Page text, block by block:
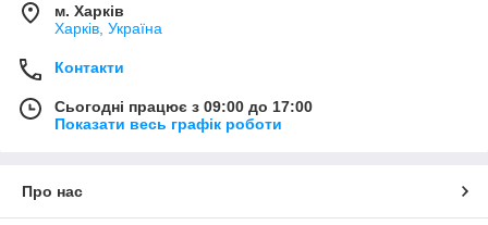
м. Харків
Харків, Україна
Контакти
Сьогодні працює з 09:00 до 17:00
Показати весь графік роботи
Про нас